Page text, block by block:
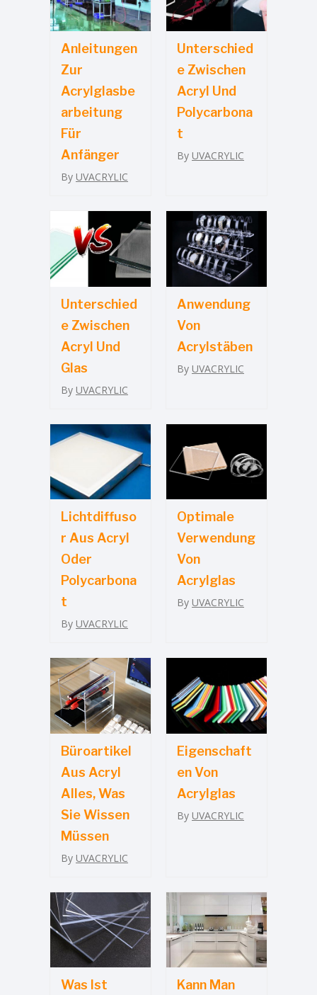
Anleitungen
Zur
Acrylglasbe
Arbeitung
Für
Anfänger
By UVACRYLIC
Unterschied
E Zwischen
Acryl Und
Polycarbona
T
By UVACRYLIC
Unterschied
E Zwischen
Acryl Und
Glas
By UVACRYLIC
Anwendung
Von
Acrylstäben
By UVACRYLIC
Lichtdiffuso
R Aus Acryl
Oder
Polycarbona
T
By UVACRYLIC
Optimale
Verwendung
Von
Acrylglas
By UVACRYLIC
Büroartikel
Aus Acryl
Alles, Was
Sie Wissen
Müssen
By UVACRYLIC
Eigenschaft
En Von
Acrylglas
By UVACRYLIC
Was Ist
Kann Man